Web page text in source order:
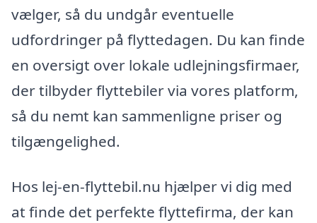
vælger, så du undgår eventuelle
udfordringer på flyttedagen. Du kan finde
en oversigt over lokale udlejningsfirmaer,
der tilbyder flyttebiler via vores platform,
så du nemt kan sammenligne priser og
tilgængelighed.
Hos lej-en-flyttebil.nu hjælper vi dig med
at finde det perfekte flyttefirma, der kan